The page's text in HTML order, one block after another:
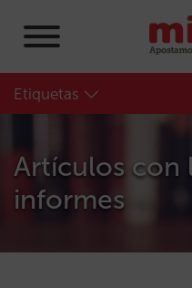
Etiquetas
Artículos con
informes